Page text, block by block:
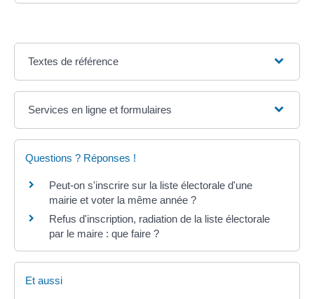
Textes de référence
Services en ligne et formulaires
Questions ? Réponses !
Peut-on s'inscrire sur la liste électorale d'une
mairie et voter la même année ?
Refus d'inscription, radiation de la liste électorale
par le maire : que faire ?
Et aussi